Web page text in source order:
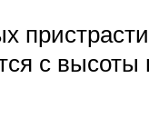
с высоты